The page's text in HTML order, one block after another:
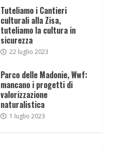
Tuteliamo i Cantieri
culturali alla Zisa,
tuteliamo la cultura in
sicurezza
22 luglio 2023
Parco delle Madonie, Wwf:
mancano i progetti di
valorizzazione
naturalistica
1 luglio 2023